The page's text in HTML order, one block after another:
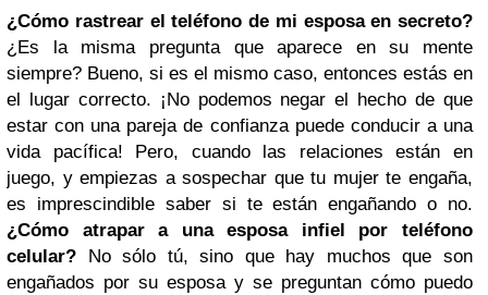
¿Cómo rastrear el teléfono de mi esposa en secreto?
¿Es la misma pregunta que aparece en su mente
siempre? Bueno, si es el mismo caso, entonces estás en
el lugar correcto. ¡No podemos negar el hecho de que
estar con una pareja de confianza puede conducir a una
vida pacífica! Pero, cuando las relaciones están en
juego, y empiezas a sospechar que tu mujer te engaña,
es imprescindible saber si te están engañando o no.
¿Cómo atrapar a una esposa infiel por teléfono
celular?
No sólo tú, sino que hay muchos que son
engañados por su esposa y se preguntan cómo puedo